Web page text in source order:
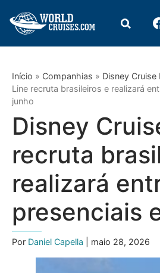
Início » Companhias » Disney Cruise
Line recruta brasileiros e realizará
junho
Disney
recruta
realizará
presenciais
Por Daniel Capella | maio 28, 2026